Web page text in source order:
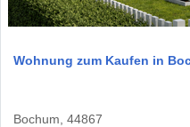
Wohnung zum Kaufen in
Bochum, 44867